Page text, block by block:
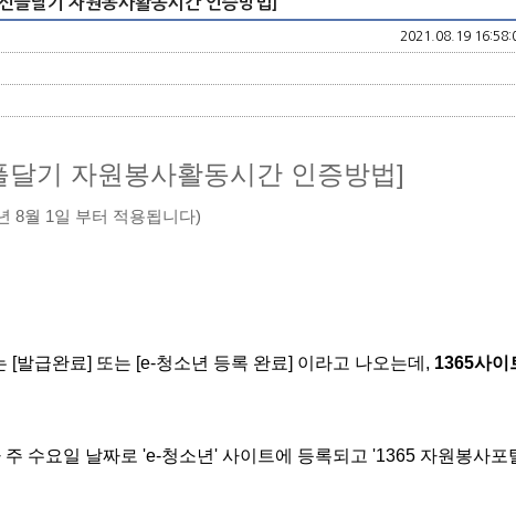
2021.08.19
기 자원봉사활동시간 인증방법]
8월 1일 부터 적용됩니다)
발급완료] 또는 [e-청소년 등록 완료] 이라고 나오는데, 1365사이
수요일 날짜로 'e-청소년' 사이트에 등록되고 '1365 자원봉사포